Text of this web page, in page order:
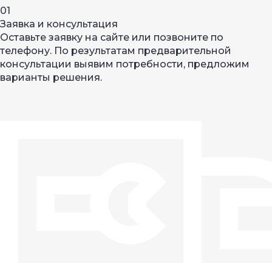
01
Заявка и консультация
Оставьте заявку на сайте или позвоните по
телефону. По результатам предварительной
консультации выявим потребности, предложим
варианты решения.